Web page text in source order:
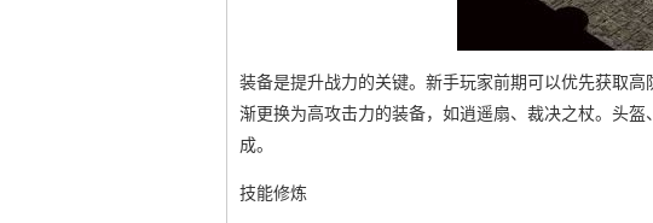
装备是提升战力的关键。新手玩家前期可以优先获取
渐更换为高攻击力的装备，如逍遥扇、裁决之杖。头
成。
技能修炼